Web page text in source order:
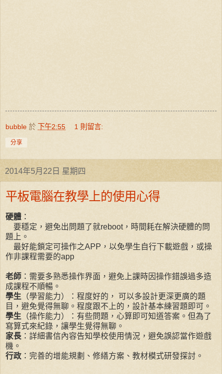
bubble 於 下午2:55 1 則留言:
分享
2014年5月22日 星期四
平板電腦在教學上的使用心得
硬體 ：
要穩定，避免出問題了就reboot，時間耗在解決硬體的問
題上。
最好能鎖定可操作之APP，以免學生自行下載遊戲，或操
作非課程需要的app
老師 ：需要多熟悉操作界面，避免上課時因操作錯誤過多造
成課程不順暢。
學生 （學習能力）：程度好的， 可以多設計更深更廣的題
目，避免覺得無聊。程度跟不上的，設計基本練習題即可。
學生 （操作能力）：有些問題，心算即可知道答案。但為了
寫算式來紀錄，讓學生覺得無聊。
家長 ：詳細書信內容告知學校使用情況，避免誤認當作遊戲
機。
行政 ：完善的增能規劃、修繕方案、教材模式研發探討。